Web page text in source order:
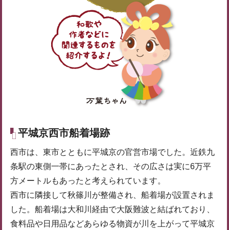
平城京西市船着場跡
西市は、東市とともに平城京の官営市場でした。近鉄九
条駅の東側一帯にあったとされ、その広さは実に6万平
方メートルもあったと考えられています。
西市に隣接して秋篠川が整備され、船着場が設置されま
した。船着場は大和川経由で大阪難波と結ばれており、
食料品や日用品などあらゆる物資が川を上がって平城京